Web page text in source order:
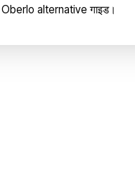
Oberlo alternative गाइड।